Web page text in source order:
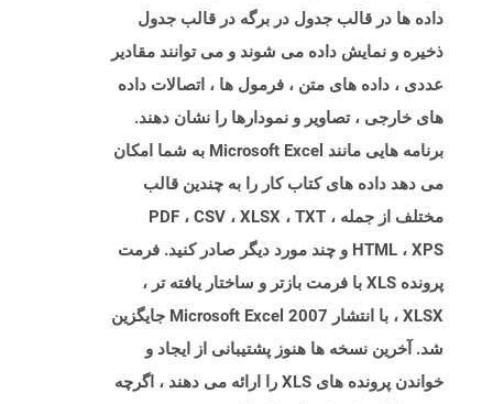
داده ها در قالب جدول در برگه در قالب جدول
ذخیره و نمایش داده می شوند و می توانند مقادیر
عددی ، داده های متن ، فرمول ها ، اتصالات داده
های خارجی ، تصاویر و نمودارها را نشان دهند.
برنامه هایی مانند Microsoft Excel به شما امکان
می دهد داده های کتاب کار را به چندین قالب
مختلف از جمله PDF ، CSV ، XLSX ، TXT ،
HTML ، XPS و چند مورد دیگر صادر کنید. فرمت
پرونده XLS با فرمت بازتر و ساختار یافته تر ،
XLSX ، با انتشار Microsoft Excel 2007 جایگزین
شد. آخرین نسخه ها هنوز پشتیبانی از ایجاد و
خواندن پرونده های XLS را ارائه می دهند ، اگرچه